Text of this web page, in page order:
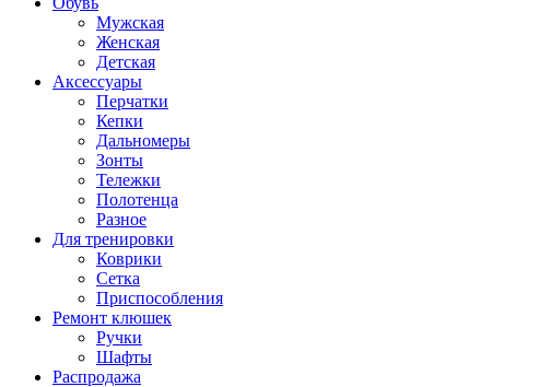
Мужская
Женская
Детская
Аксессуары
Перчатки
Кепки
Дальномеры
Зонты
Тележки
Полотенца
Разное
Для тренировки
Коврики
Сетка
Приспособления
Ремонт клюшек
Ручки
Шафты
Распродажа